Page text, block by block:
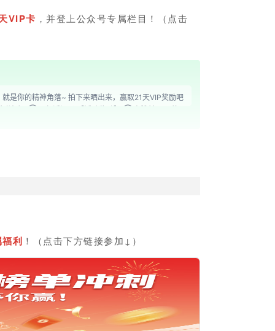
VIP卡 ，并登上公众号专属栏目！（点击
利 ！（ 点击下方链接参加↓ ）